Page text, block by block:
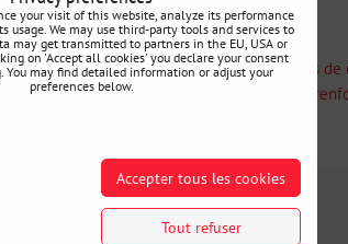
mail
par voiture BMW E36 Renforts de
- Performance Ultime Carrosserie de
your visit of this website, analyze its performance
usage. We may use third-party tools and services to
may get transmitted to partners in the EU, USA or
on 'Accept all cookies' you declare your consent
You may find detailed information or adjust your
preferences below.
Accepter tous les cookies
Tout refuser